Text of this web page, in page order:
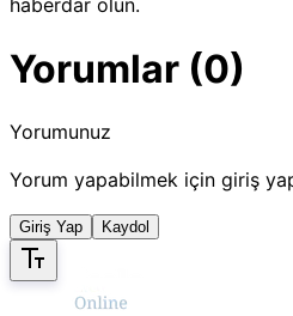
haberdar olun.
Yorumlar (0)
Yorumunuz
Yorum yapabilmek için giriş
Giriş Yap Kaydol